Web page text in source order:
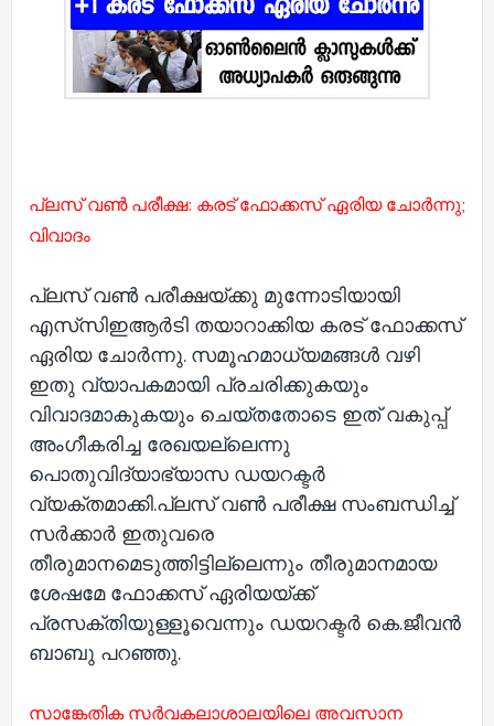
പ്ലസ് വൺ പരീക്ഷ: കരട് ഫോക്കസ് ഏരിയ ചോർന്നു;
വിവാദം
പ്ലസ് വൺ പരീക്ഷയ്ക്കു മുന്നോടിയായി
എസ്‌സിഇആർടി തയാറാക്കിയ കരട് ഫോക്കസ്
ഏരിയ ചോർന്നു. സമൂഹമാധ്യമങ്ങൾ വഴി
ഇതു വ്യാപകമായി പ്രചരിക്കുകയും
വിവാദമാകുകയും ചെയ്തതോടെ ഇത് വകുപ്പ്
അംഗീകരിച്ച രേഖയല്ലെന്നു
പൊതുവിദ്യാഭ്യാസ ഡയറക്ടർ
വ്യക്തമാക്കി.പ്ലസ് വൺ പരീക്ഷ സംബന്ധിച്ച്
സർക്കാർ ഇതുവരെ
തീരുമാനമെടുത്തിട്ടില്ലെന്നും തീരുമാനമായ
ശേഷമേ ഫോക്കസ് ഏരിയയ്ക്ക്
പ്രസക്തിയുള്ളൂവെന്നും ഡയറക്ടർ കെ.ജീവൻ
ബാബു പറഞ്ഞു.
സാങ്കേതിക സർവകലാശാലയിലെ അവസാന